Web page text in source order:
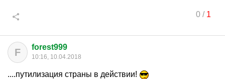
0/ 1
F forest999
10:16, 10.04.2018
....путилизация страны в действии!